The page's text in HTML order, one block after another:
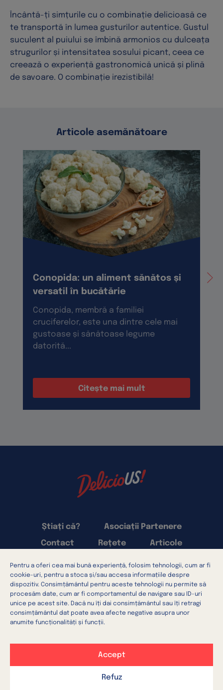
Pentru a oferi cea mai bună experiență, folosim tehnologii, cum ar fi
cookie-uri, pentru a stoca și/sau accesa informațiile despre
dispozitiv. Consimțământul pentru aceste tehnologii nu permite să
procesăm date, cum ar fi comportamentul de navigare sau ID-uri
unice pe acest site. Dacă nu îți dai consimțământul sau îți retragi
consimțământul dat poate avea afecte negative asupra unor
anumite funcționalități și funcții.
Accept
Refuz
Încântă-ți simțurile cu o combinație delicioasă ce
te transportă în lumea gusturilor autentice. Gustul
suculent al puiului se îmbină armonios cu dulceața
strugurilor și intensitatea sosului picant, ceea ce
creează o experiență gastronomică unică și plină
de savoare. O combinație irezistibilă!
Articole asemănătoare
Conopida: un aliment sănătos și
versatil în bucătărie
Conopida, membră a familiei
cruciferelor, este una dintre cele mai
gustoase și sănătoase legume
datorită...
Citește mai mult
Articole
Rețete
Știați că?
Asociații Partenere
Contact
Termeni și condiții
Confidențialitatea datelor
Setări cookie-uri
Utilizarea cookie-urilor